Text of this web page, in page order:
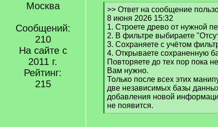
Москва
Сообщений:
210
На сайте с
2011 г.
Рейтинг:
215
[
q
]
>> Ответ на сообщение
8 июня 2026 15:32
1. Строете древо от нужной
2. В фильтре выбираете
3. Сохраняете с учётом
4. Открываете сохраненную
Повторяете до тех пор пока
Вам нужно.
Только после всех этих
две независимых базы
добавления новой
не появится.
[